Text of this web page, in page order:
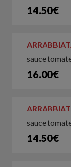
14.50€
sauce
16.00€
sauce
14.50€